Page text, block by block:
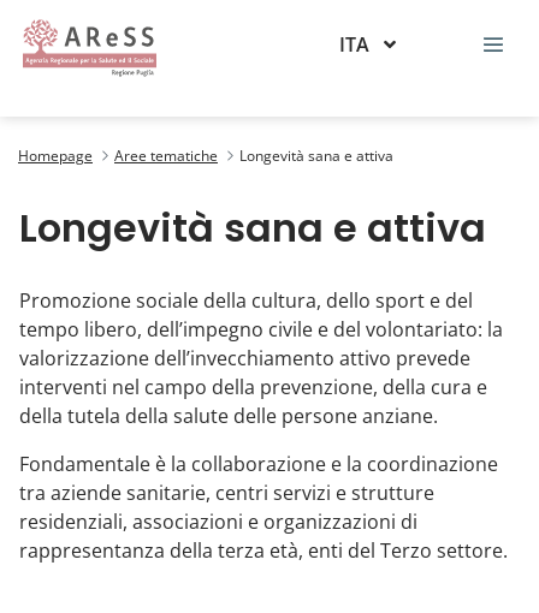
ITA
Homepage Aree tematiche Longevità sana e attiva
Longevità sana e attiva
Promozione sociale della cultura, dello sport e del
tempo libero, dell’impegno civile e del volontariato: la
valorizzazione dell’invecchiamento attivo prevede
interventi nel campo della prevenzione, della cura e
della tutela della salute delle persone anziane.
Fondamentale è la collaborazione e la coordinazione
tra aziende sanitarie, centri servizi e strutture
residenziali, associazioni e organizzazioni di
rappresentanza della terza età, enti del Terzo settore.